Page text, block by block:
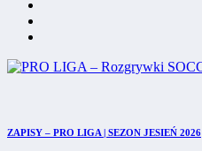
ZAPISY – PRO LIGA | SEZON JESIEŃ 2026